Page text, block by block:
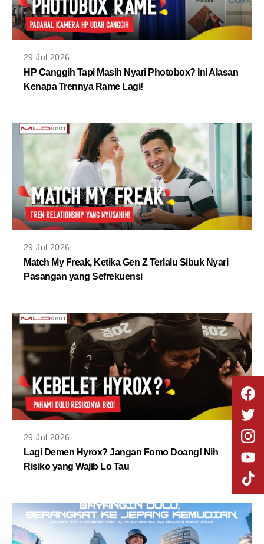
29 Jul 2026
HP Canggih Tapi Masih Nyari Photobox? Ini Alasan
Kenapa Trennya Rame Lagi!
29 Jul 2026
Match My Freak, Ketika Gen Z Terlalu Sibuk Nyari
Pasangan yang Sefrekuensi
29 Jul 2026
Lagi Demen Hyrox? Jangan Fomo Doang! Nih
Risiko yang Wajib Lo Tau